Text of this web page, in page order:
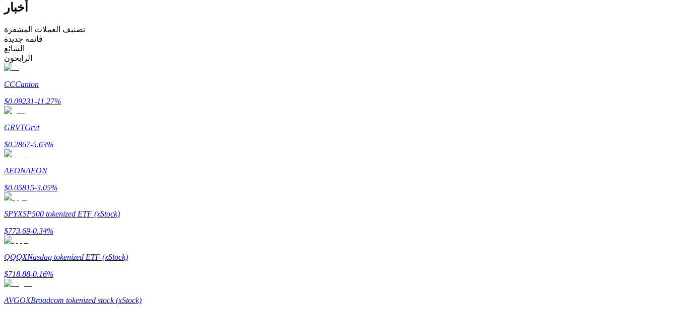
كن متداول نسخ
استمتع بتقاسم الأرباح وعمولات نسخ التداول
أخبار
تصنيف العملات المشفرة
قائمة جديدة
الشائع
الرابحون
CCCanton
$0.09231-11.27%
GRVTGrvt
$0.2867-5.63%
AEONAEON
$0.05815-3.05%
SPYXSP500 tokenized ETF (xStock)
$773.69-0.34%
QQQXNasdaq tokenized ETF (xStock)
$718.88-0.16%
AVGOXBroadcom tokenized stock (xStock)